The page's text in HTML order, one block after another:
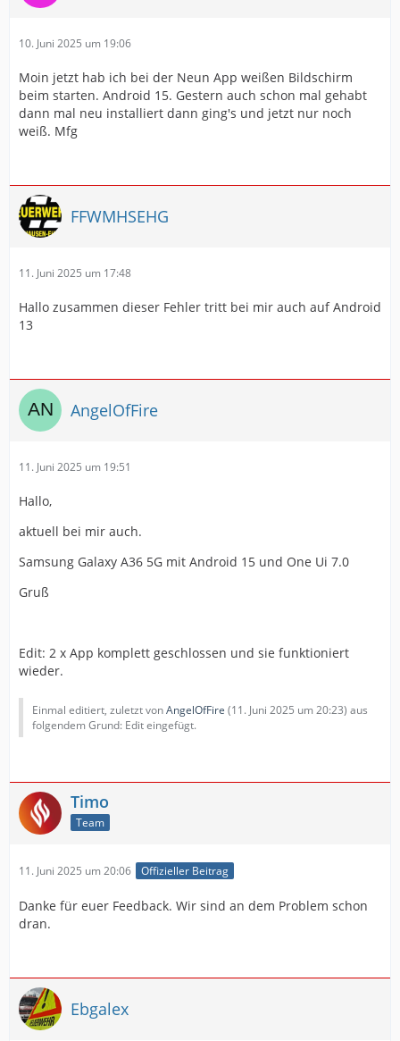
10. Juni 2025 um 19:06
Moin jetzt hab ich bei der Neun App weißen Bildschirm
beim starten. Android 15. Gestern auch schon mal gehabt
dann mal neu installiert dann ging's und jetzt nur noch
weiß. Mfg
FFWMHSEHG
11. Juni 2025 um 17:48
Hallo zusammen dieser Fehler tritt bei mir auch auf Android
13
AngelOfFire
11. Juni 2025 um 19:51
Hallo,
aktuell bei mir auch.
Samsung Galaxy A36 5G mit Android 15 und One Ui 7.0
Gruß
Edit: 2 x App komplett geschlossen und sie funktioniert
wieder.
Einmal editiert, zuletzt vonAngelOfFire (11. Juni 2025 um 20:23) aus
folgendem Grund: Edit eingefügt.
Timo
Team
11. Juni 2025 um 20:06 Offizieller Beitrag
Danke für euer Feedback. Wir sind an dem Problem schon
dran.
Ebgalex